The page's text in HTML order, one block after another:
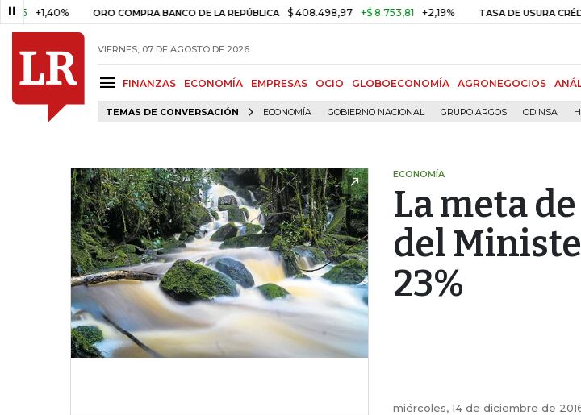
+1,40% ORO COMPRA BANCO DE LA REPÚBLICA $ 408.498,97 +$ 8.753,81 +2,19% TASA DE USURA CRÉDITO
VIERNES, 07 DE AGOSTO DE 2026
FINANZAS ECONOMÍA EMPRESAS OCIO GLOBOECONOMÍA AGRONEGOCIOS
TEMAS DE CONVERSACIÓN ECONOMÍA GOBIERNO NACIONAL GRUPO ARGOS ODINSA
ECONOMÍA
La meta
del
23%
miércoles, 14 de diciembre de